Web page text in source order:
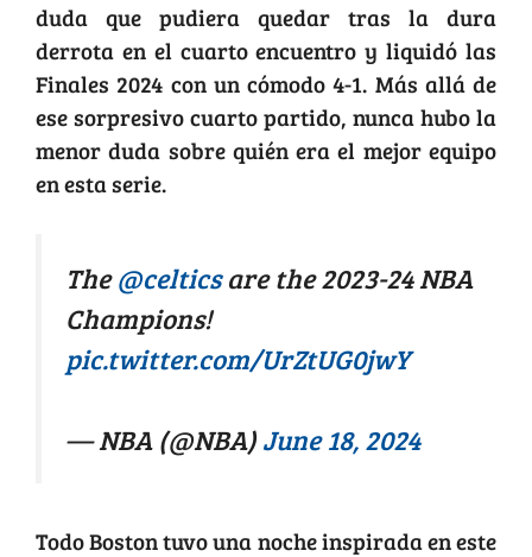
duda que pudiera quedar tras la dura
derrota en el cuarto encuentro y liquidó las
Finales 2024 con un cómodo 4-1. Más allá de
ese sorpresivo cuarto partido, nunca hubo la
menor duda sobre quién era el mejor equipo
en esta serie.
The@celticsare the 2023-24 NBA
Champions!
pic.twitter.com/UrZtUG0jwY
— NBA (@NBA)June 18, 2024
Todo Boston tuvo una noche inspirada en este